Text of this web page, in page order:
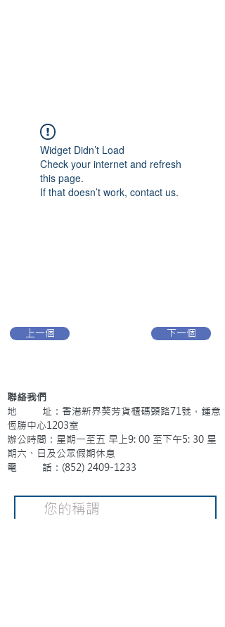
Widget Didn’t Load
Check your internet and refresh
this page.
If that doesn’t work, contact us.
上一個 下一個
聯絡我們
地 址：香港新界葵芳貨櫃碼頭路71號，鍾意
恆勝中心1203室
辦公時間：星期一至五 早上9: 00 至下午5: 30 星
期六、日及公眾假期休息
電 話：(852) 2409-1233